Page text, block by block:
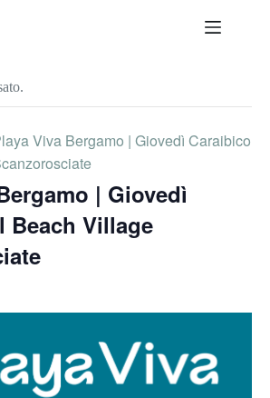
Viva Bergamo | Giovedì Caraibico
| Giovedì
Beach Village